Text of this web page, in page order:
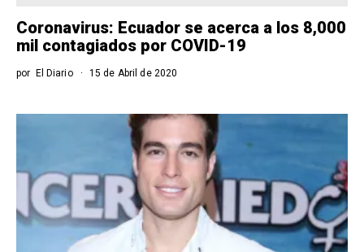
Coronavirus: Ecuador se acerca a los 8,000
mil contagiados por COVID-19
por El Diario 15 de Abril de 2020